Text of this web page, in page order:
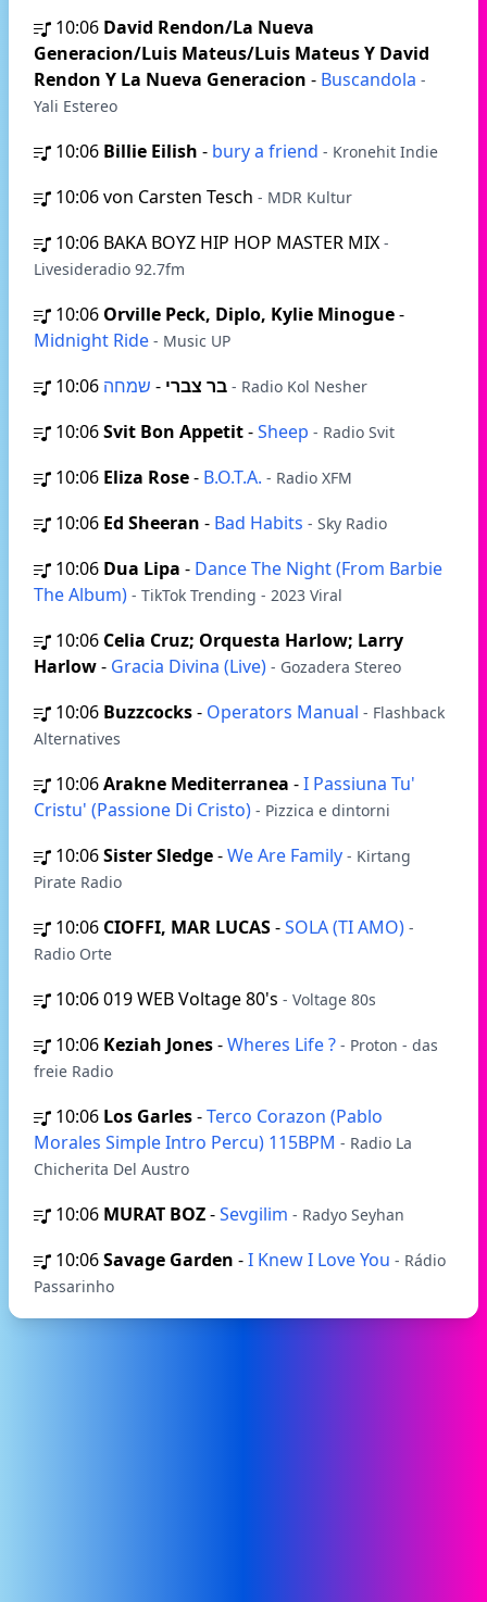
10:06 David Rendon/La Nueva
Generacion/Luis Mateus/Luis Mateus Y David
Rendon Y La Nueva Generacion - Buscandola -
Yali Estereo
10:06 Billie Eilish - bury a friend - Kronehit Indie
10:06von Carsten Tesch - MDR Kultur
10:06 BAKA BOYZ HIP HOP MASTER MIX -
Livesideradio 92.7fm
10:06 Orville Peck, Diplo, Kylie Minogue-
Midnight Ride - Music UP
10:06 בר צברי - - Radio Kol Nesher
10:06Svit Bon Appetit-Sheep - Radio Svit
10:06 Eliza Rose- B.O.T.A. - Radio XFM
10:06 Ed Sheeran - Bad Habits - Sky Radio
10:06 Dua Lipa - Dance The Night (From Barbie
The Album) - TikTok Trending - 2023 Viral
10:06 Celia Cruz; Orquesta Harlow; Larry
Harlow- Gracia Divina (Live) - Gozadera Stereo
10:06 Buzzcocks- Operators Manual - Flashback
Alternatives
10:06Arakne Mediterranea -I Passiuna Tu'
Cristu' (Passione Di Cristo) - Pizzica e dintorni
10:06Sister Sledge-We Are Family - Kirtang
Pirate Radio
10:06 CIOFFI, MAR LUCAS-SOLA (TI AMO) -
Radio Orte
10:06019 WEB Voltage 80's - Voltage 80s
10:06 Keziah Jones-Wheres Life ? - Proton - das
freie Radio
10:06 Los Garles-Terco Corazon (Pablo
Morales Simple Intro Percu) 115BPM - Radio La
Chicherita Del Austro
10:06 MURAT BOZ-Sevgilim - Radyo Seyhan
10:06Savage Garden -I Knew I Love You - Rádio
Passarinho